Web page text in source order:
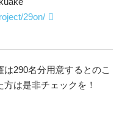
29on/
290名分用意するとのこ
は是非チェックを！